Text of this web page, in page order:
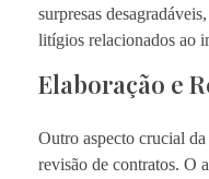
surpresas
litígios relacionados ao
Elaboração e
Outro aspecto crucial
revisão de contratos. O